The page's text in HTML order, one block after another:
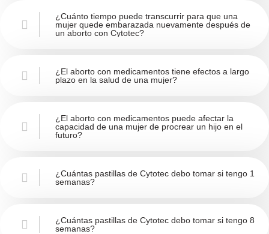
¿Cuánto tiempo puede transcurrir para que una
mujer quede embarazada nuevamente después de
un aborto con Cytotec?
¿El aborto con medicamentos tiene efectos a largo
plazo en la salud de una mujer?
¿El aborto con medicamentos puede afectar la
capacidad de una mujer de procrear un hijo en el
futuro?
¿Cuántas pastillas de Cytotec debo tomar si tengo 1
semanas?
¿Cuántas pastillas de Cytotec debo tomar si tengo 8
semanas?